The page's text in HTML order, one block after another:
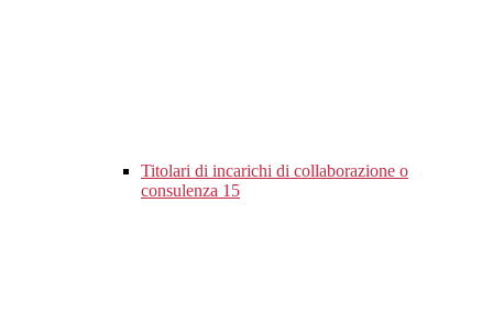
Titolari di incarichi di collaborazione o
consulenza 15